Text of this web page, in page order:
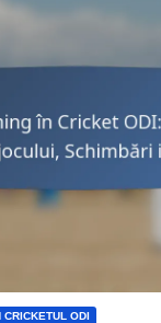
CRICKETUL ODI